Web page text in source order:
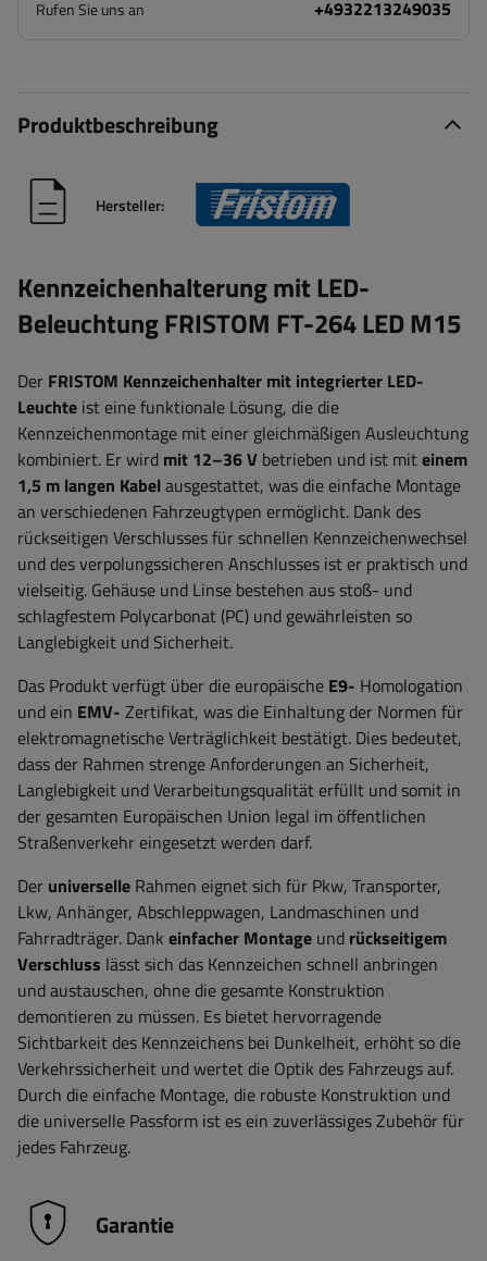
Rufen Sie uns an +4932213249035
Produktbeschreibung
Hersteller:
Kennzeichenhalterung mit LED-
Beleuchtung FRISTOM FT-264 LED M15
Der FRISTOM Kennzeichenhalter mit integrierter LED-
Leuchte ist eine funktionale Lösung, die die
Kennzeichenmontage mit einer gleichmäßigen Ausleuchtung
kombiniert. Er wird mit 12–36 V betrieben und ist miteinem
1,5 m langen Kabelausgestattet, was die einfache Montage
an verschiedenen Fahrzeugtypen ermöglicht. Dank des
rückseitigen Verschlusses für schnellen Kennzeichenwechsel
und des verpolungssicheren Anschlusses ist er praktisch und
vielseitig. Gehäuse und Linse bestehen aus stoß- und
schlagfestem Polycarbonat (PC) und gewährleisten so
Langlebigkeit und Sicherheit.
Das Produkt verfügt über die europäische E9- Homologation
und ein EMV- Zertifikat, was die Einhaltung der Normen für
elektromagnetische Verträglichkeit bestätigt. Dies bedeutet,
dass der Rahmen strenge Anforderungen an Sicherheit,
Langlebigkeit und Verarbeitungsqualität erfüllt und somit in
der gesamten Europäischen Union legal im öffentlichen
Straßenverkehr eingesetzt werden darf.
Der universelle Rahmen eignet sich für Pkw, Transporter,
Lkw, Anhänger, Abschleppwagen, Landmaschinen und
Fahrradträger. Dank einfacher Montage und rückseitigem
Verschluss lässt sich das Kennzeichen schnell anbringen
und austauschen, ohne die gesamte Konstruktion
demontieren zu müssen. Es bietet hervorragende
Sichtbarkeit des Kennzeichens bei Dunkelheit, erhöht so die
Verkehrssicherheit und wertet die Optik des Fahrzeugs auf.
Durch die einfache Montage, die robuste Konstruktion und
die universelle Passform ist es ein zuverlässiges Zubehör für
jedes Fahrzeug.
Garantie